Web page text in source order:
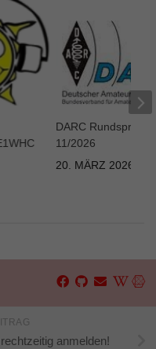
DARC Rundspruch
11/2026
20. MÄRZ 2026
anmelden!